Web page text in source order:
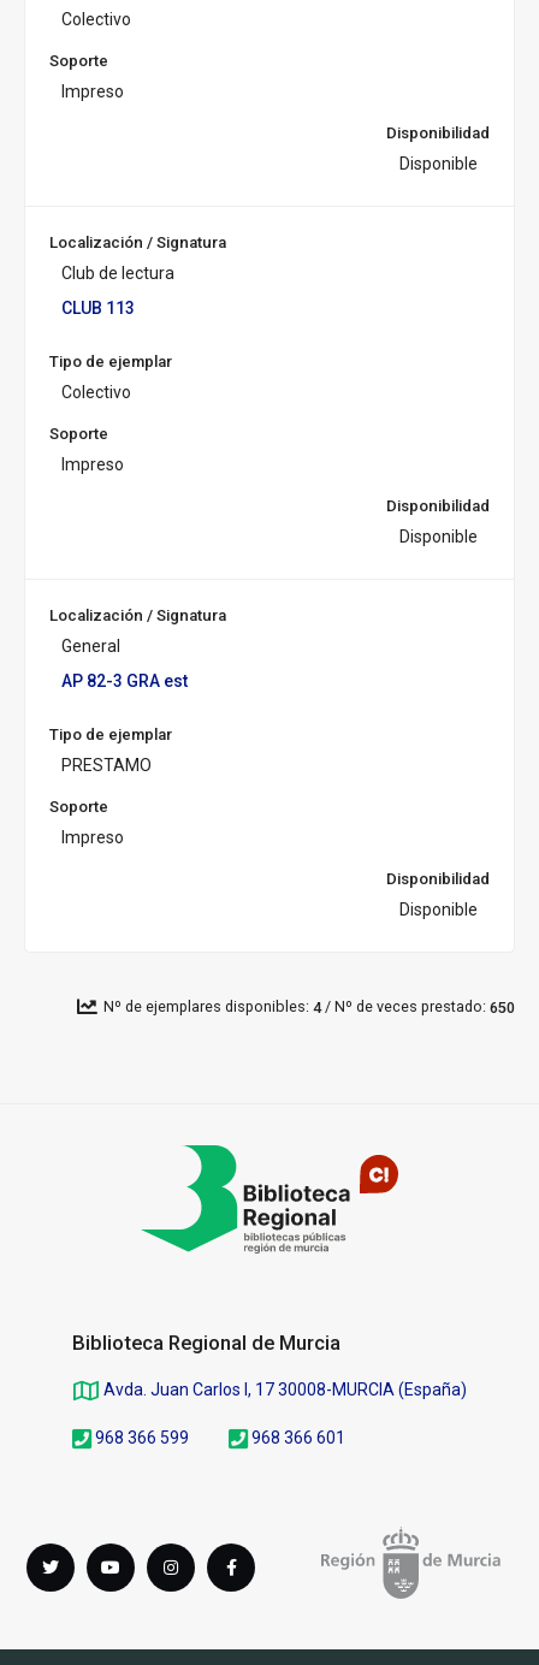
Colectivo
Soporte
Impreso
Disponibilidad
Disponible
Localización / Signatura
Club de lectura
CLUB 113
Tipo de ejemplar
Colectivo
Soporte
Impreso
Disponibilidad
Disponible
Localización / Signatura
General
AP 82-3 GRA est
Tipo de ejemplar
PRESTAMO
Soporte
Impreso
Disponibilidad
Disponible
Nº de ejemplares disponibles: 4/ Nº de veces prestado: 650
Biblioteca Regional de Murcia
Avda. Juan Carlos I, 17 30008-MURCIA (España)
968 366 599 968 366 601
Síguenos
en
Twitter youTube instagramFacebook